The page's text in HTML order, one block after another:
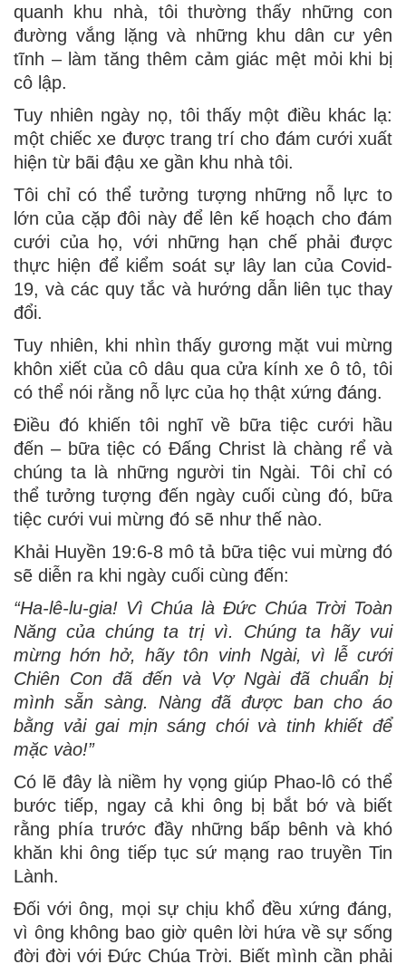
quanh khu nhà, tôi thường thấy những con
đường vắng lặng và những khu dân cư yên
tĩnh – làm tăng thêm cảm giác mệt mỏi khi bị
cô lập.
Tuy nhiên ngày nọ, tôi thấy một điều khác lạ:
một chiếc xe được trang trí cho đám cưới xuất
hiện từ bãi đậu xe gần khu nhà tôi.
Tôi chỉ có thể tưởng tượng những nỗ lực to
lớn của cặp đôi này để lên kế hoạch cho đám
cưới của họ, với những hạn chế phải được
thực hiện để kiểm soát sự lây lan của Covid-
19, và các quy tắc và hướng dẫn liên tục thay
đổi.
Tuy nhiên, khi nhìn thấy gương mặt vui mừng
khôn xiết của cô dâu qua cửa kính xe ô tô, tôi
có thể nói rằng nỗ lực của họ thật xứng đáng.
Điều đó khiến tôi nghĩ về bữa tiệc cưới hầu
đến – bữa tiệc có Đấng Christ là chàng rể và
chúng ta là những người tin Ngài. Tôi chỉ có
thể tưởng tượng đến ngày cuối cùng đó, bữa
tiệc cưới vui mừng đó sẽ như thế nào.
Khải Huyền 19:6-8 mô tả bữa tiệc vui mừng đó
sẽ diễn ra khi ngày cuối cùng đến:
“Ha-lê-lu-gia! Vì Chúa là Đức Chúa Trời Toàn
Năng của chúng ta trị vì. Chúng ta hãy vui
mừng hớn hở, hãy tôn vinh Ngài, vì lễ cưới
Chiên Con đã đến và Vợ Ngài đã chuẩn bị
mình sẵn sàng. Nàng đã được ban cho áo
bằng vải gai mịn sáng chói và tinh khiết để
mặc vào!”
Có lẽ đây là niềm hy vọng giúp Phao-lô có thể
bước tiếp, ngay cả khi ông bị bắt bớ và biết
rằng phía trước đầy những bấp bênh và khó
khăn khi ông tiếp tục sứ mạng rao truyền Tin
Lành.
Đối với ông, mọi sự chịu khổ đều xứng đáng,
vì ông không bao giờ quên lời hứa về sự sống
đời đời với Đức Chúa Trời. Biết mình cần phải